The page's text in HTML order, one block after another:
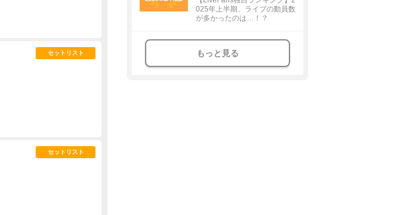
セットリスト
セットリスト
025年上半期、ライブの動員数
が多かったのは…！？
もっと見る